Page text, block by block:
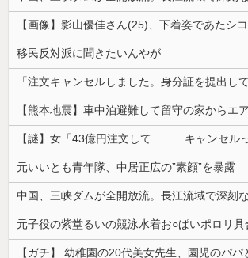
【画像】影山優佳さん(25)、下着姿であたシ
移民反対派に聞きたいんやが
元いいとも青年隊、中居正広の”素顔”を暴露
中国、三峡ダムが全開放流。長江流域で深刻
元子役の紫堂るいの競泳水着お○ぱいポロリ